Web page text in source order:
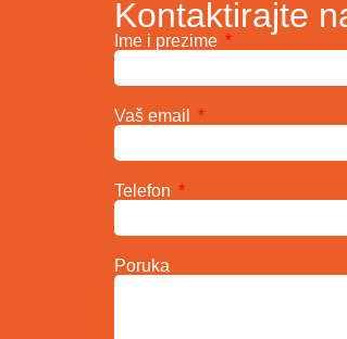
Kontaktirajte
Ime i prezime
Vaš email
Telefon
Poruka